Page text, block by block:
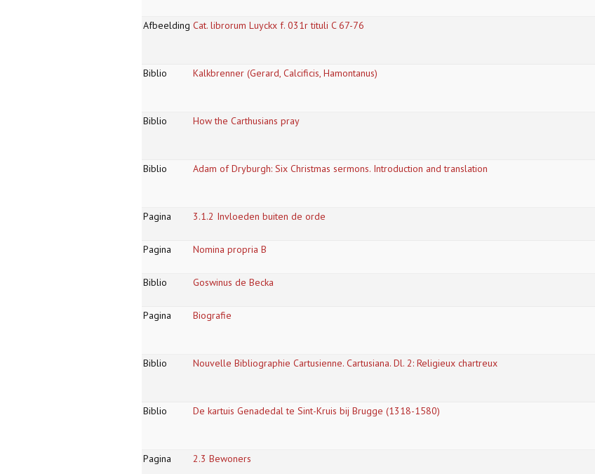
Afbeelding Cat. librorum Luyckx f. 031r tituli C 67-76
Biblio
Kalkbrenner (Gerard, Calcificis, Hamontanus)
Biblio
How the Carthusians pray
Biblio
Adam of Dryburgh: Six Christmas sermons. Introduction and translation
Pagina
3.1.2 Invloeden buiten de orde
Pagina
Nomina propria B
Biblio
Goswinus de Becka
Pagina
Biografie
Biblio
Nouvelle Bibliographie Cartusienne. Cartusiana. Dl. 2: Religieux chartreux
Biblio
De kartuis Genadedal te Sint-Kruis bij Brugge (1318-1580)
Pagina
2.3 Bewoners